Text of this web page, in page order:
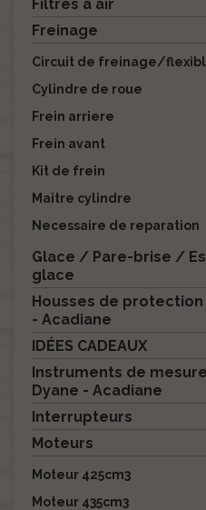
Filtres à air
Freinage
Circuit de freinage/
Cylindre de roue
Frein arriere
Frein avant
Kit de frein
Maitre cylindre
Necessaire de reparation
Glace / Pare-brise /
glace
Housses de protection
- Acadiane
IDÉES CADEAUX
Instruments de
Dyane - Acadiane
Interrupteurs
Moteurs
Moteur 425cm3
Moteur 435cm3